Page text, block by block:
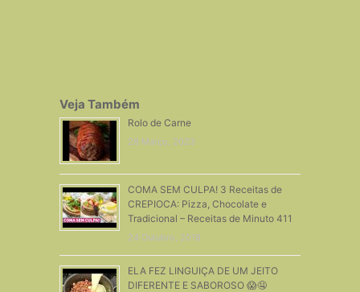
Veja Também
Rolo de Carne
28 Março, 2023
COMA SEM CULPA! 3 Receitas de
CREPIOCA: Pizza, Chocolate e
Tradicional – Receitas de Minuto 411
24 Outubro, 2018
ELA FEZ LINGUIÇA DE UM JEITO
DIFERENTE E SABOROSO 😱🤤